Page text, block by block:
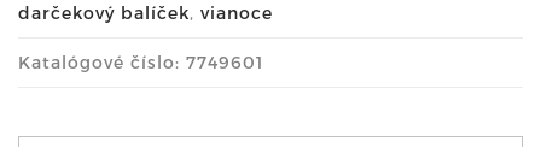
darčekový balíček, vianoce
Katalógové číslo: 7749601